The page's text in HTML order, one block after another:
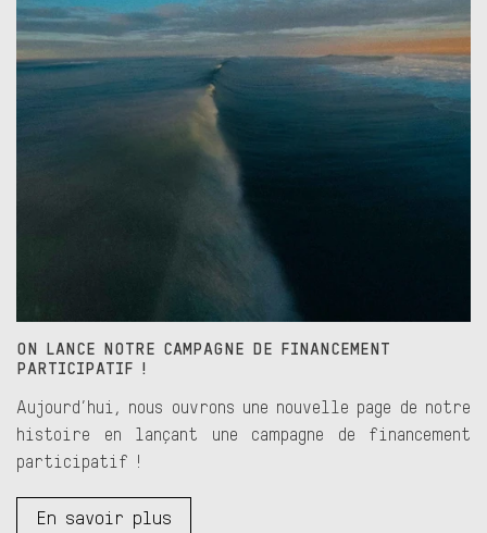
ON LANCE NOTRE CAMPAGNE DE FINANCEMENT
PARTICIPATIF !
Aujourd’hui, nous ouvrons une nouvelle page de notre
histoire en lançant une campagne de financement
participatif !
En savoir plus